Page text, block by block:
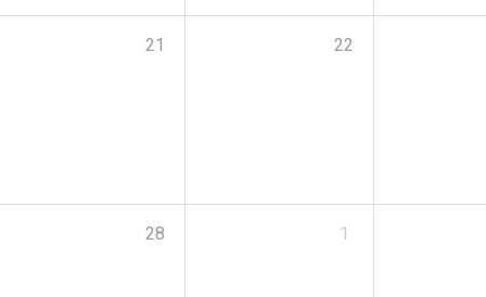
21 22
28 1